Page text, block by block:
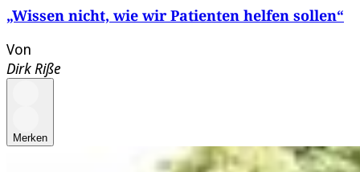
„Wissen nicht, wie wir Patienten helfen sollen“
Von
Dirk Riße
Merken